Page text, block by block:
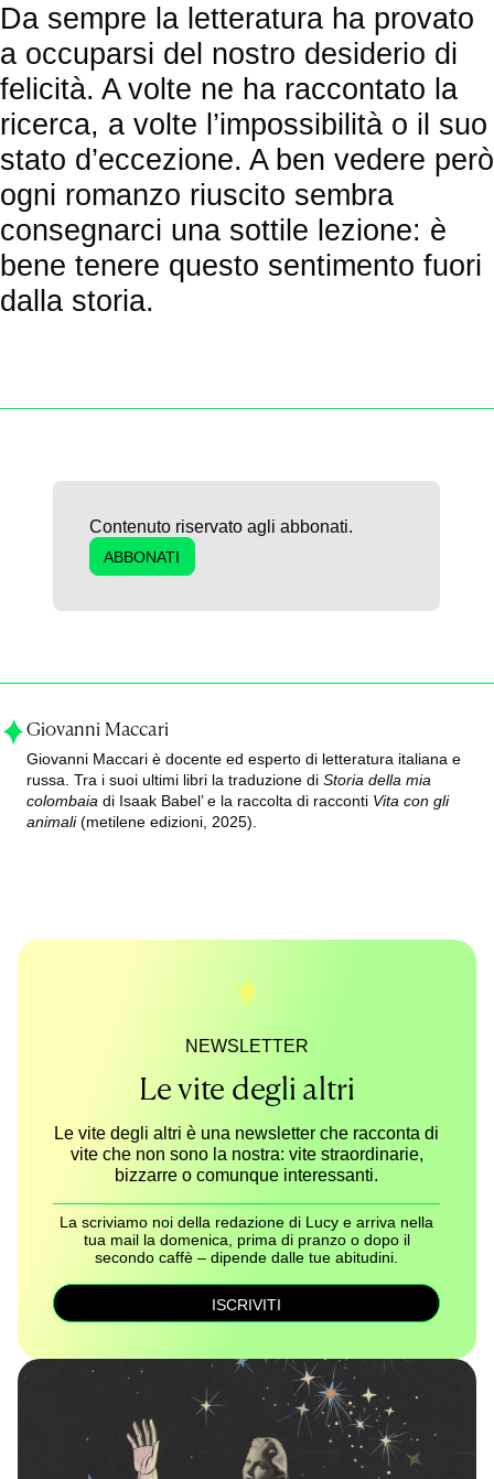
Da sempre la letteratura ha provato
a occuparsi del nostro desiderio di
felicità. A volte ne ha raccontato la
ricerca, a volte l’impossibilità o il suo
stato d’eccezione. A ben vedere però
ogni romanzo riuscito sembra
consegnarci una sottile lezione: è
bene tenere questo sentimento fuori
dalla storia.
Contenuto riservato agli abbonati.
ABBONATI
Giovanni Maccari
Giovanni Maccari è docente ed esperto di letteratura italiana e
russa. Tra i suoi ultimi libri la traduzione diStoria della mia
colombaia di Isaak Babel’ e la raccolta di racconti Vita con gli
animali(metilene edizioni, 2025).
NEWSLETTER
Le vite degli altri
Le vite degli altri è una newsletter che racconta di
vite che non sono la nostra: vite straordinarie,
bizzarre o comunque interessanti.
La scriviamo noi della redazione di Lucy e arriva nella
tua mail la domenica, prima di pranzo o dopo il
secondo caffè – dipende dalle tue abitudini.
ISCRIVITI